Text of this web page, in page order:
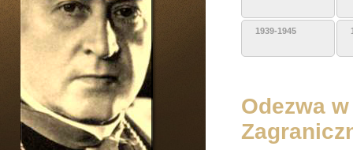
1939-1945
Odezwa